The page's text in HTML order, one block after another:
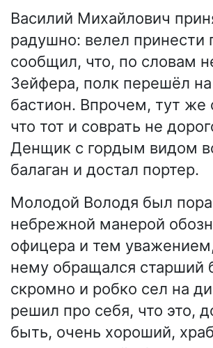
Василий Михайлович
радушно: велел принести
сообщил, что, по словам
Зейфера, полк перешёл
бастион. Впрочем, тут же
что тот и соврать не
Денщик с гордым видом
балаган и достал портер.
Молодой Володя был
небрежной манерой
офицера и тем
нему обращался старший
скромно и робко сел на
решил про себя, что это,
быть, очень хороший,